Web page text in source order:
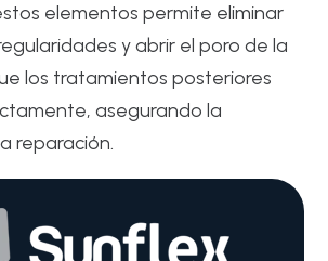
elementos permite eliminar
y abrir el poro de la
los tratamientos posteriores
asegurando la
reparación.